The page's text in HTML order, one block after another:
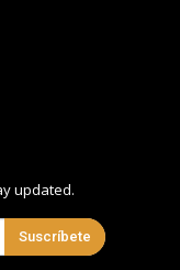
updated.
Suscríbete